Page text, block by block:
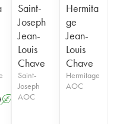
A
Saint-
Joseph
Jean-
Louis
Chave
Saint-
Joseph
AOC
Hermita
ge
Jean-
Louis
Chave
Hermitage
AOC